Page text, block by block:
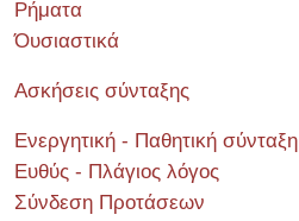
Ρήματα
Όυσιαστικά
Ασκήσεις σύνταξης
Ενεργητική - Παθητική σύνταξη
Ευθύς - Πλάγιος λόγος
Σύνδεση Προτάσεων